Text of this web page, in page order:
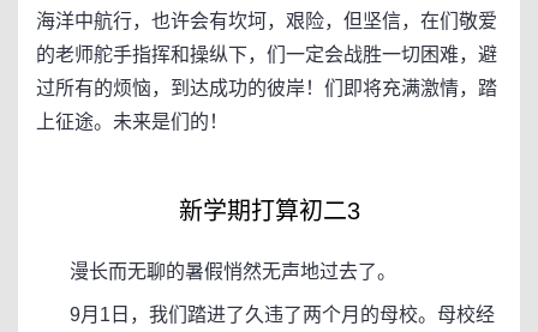
海洋中航行，也许会有坎坷，艰险，但坚信，在们敬爱
的老师舵手指挥和操纵下，们一定会战胜一切困难，避
过所有的烦恼，到达成功的彼岸！们即将充满激情，踏
上征途。未来是们的！
新学期打算初二3
漫长而无聊的暑假悄然无声地过去了。
9月1日，我们踏进了久违了两个月的母校。母校经